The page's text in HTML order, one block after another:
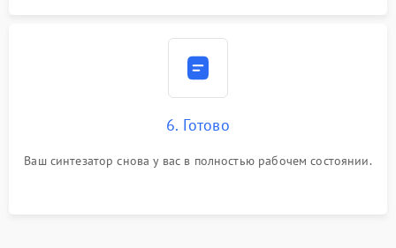
6. Готово
Ваш синтезатор снова у вас в полностью рабочем состоянии.